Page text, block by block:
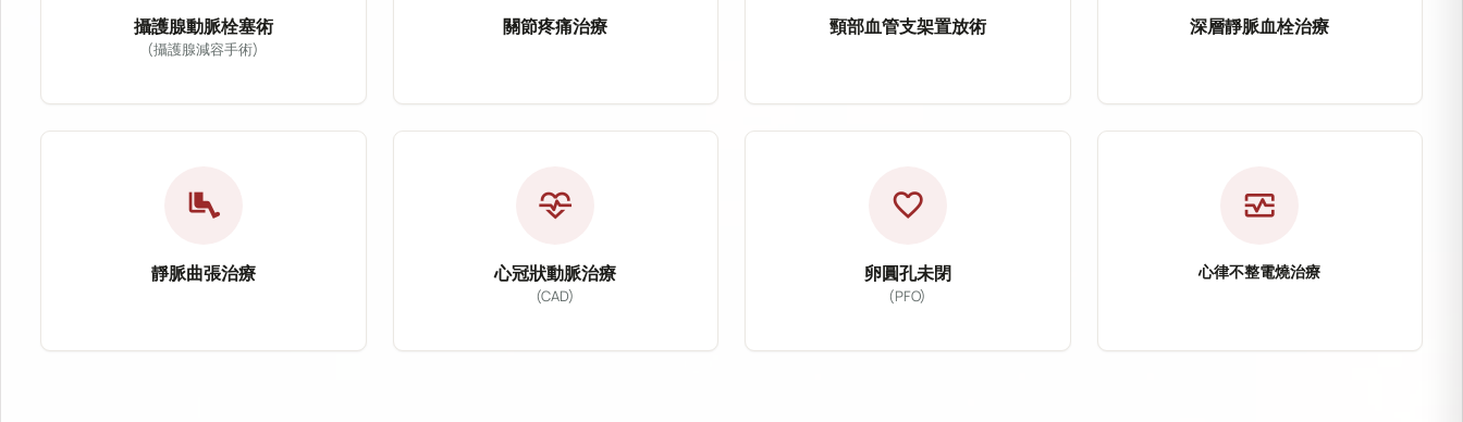
攝護腺動脈栓塞術
(攝護腺減容手術)
攝護腺動脈栓塞術（Prostatic Artery Embolization, PAE）
攝護腺動脈栓塞術（PAE）為治療良性攝護腺肥大（BPH）的微創介入治療方式，透過導管將栓塞微粒注入攝護腺動脈，使攝護腺逐漸縮小，改善頻尿、夜尿、
治療方式：導管栓塞治療
關節疼痛治療
關節疼痛治療主要針對退化性關節炎、五十肩、網球肘、膝關節疼痛及足底筋膜炎等慢性疼痛問題，提供微創微細動脈
治療方式：微細動脈栓塞治療（TAME）
改善症狀：慢性疼痛、活動受限
頸部血管支架置放術
頸部血管支架置放術主要用於治療頸動脈狹窄，透過心導管介入方式置放血管
治療方式：血管支架置放術
改善目標：降低中風風險
深層靜脈血栓治療
深層靜脈血栓治療主要針對下肢深層
治療方式：EKOS超音波溶栓導管
改善目標：恢復靜脈血流、降低肺栓
airline_seat_legroom_extra
靜脈曲張治療
靜脈曲張治療主要針對下肢靜脈瓣膜功能不全及血液回流異常，提供血管超音波檢查、血管雷射治療及其他微創介入治療。
cardiology
心冠狀動脈治療
(CAD)
心冠狀動脈治療（Coronary Artery Disease, CAD）
favorite
卵圓孔未閉
(PFO)
卵圓孔未閉治療（Patent Foramen Ovale,
monitor_heart
心律不整電燒治療
心律不整電燒治療透過心導管電氣生